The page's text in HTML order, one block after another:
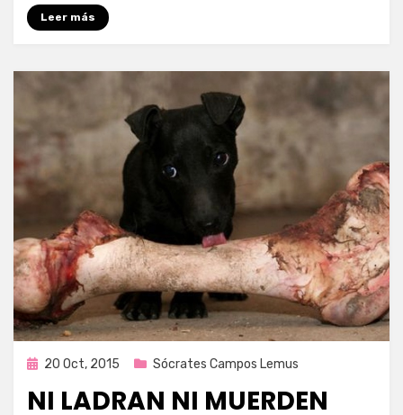
Leer más
Publicada
20 Oct, 2015 Sócrates Campos Lemus
NI LADRAN NI MUERDEN